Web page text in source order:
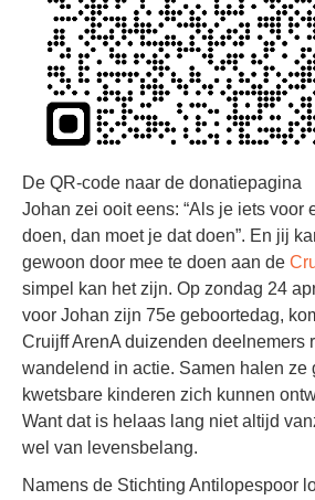
De QR-code naar de donatiepagina
Johan zei ooit eens: “Als je iets voor
doen, dan moet je dat doen”. En jij
gewoon door mee te doen aan de
simpel kan het zijn. Op zondag 24
voor Johan zijn 75e geboortedag,
Cruijff ArenA duizenden deelnemers
wandelend in actie. Samen halen ze
kwetsbare kinderen zich kunnen
Want dat is helaas lang niet altijd
wel van levensbelang.
Namens de Stichting Antilopespoor